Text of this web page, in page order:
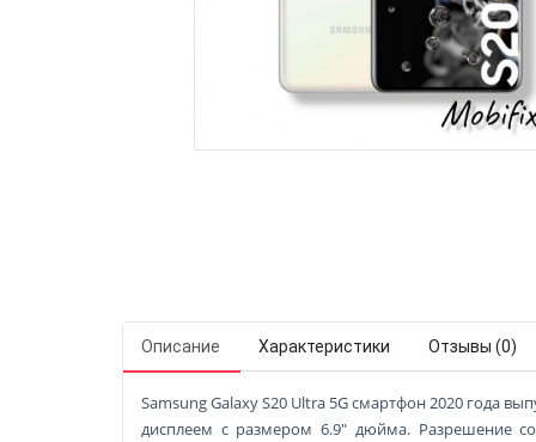
Описание Характеристики Отзывы (0)
Samsung Galaxy S20 Ultra 5G смартфон 2020 года
дисплеем с размером 6.9" дюйма. Разрешение